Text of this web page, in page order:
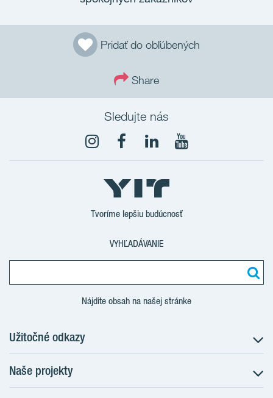
Pridať do obľúbených
Share
Sledujte nás
Tvoríme lepšiu budúcnosť
VYHĽADÁVANIE
Nájdite obsah na našej stránke
Užitočné odkazy
O nás
Prečo bývať s nami
Naše projekty